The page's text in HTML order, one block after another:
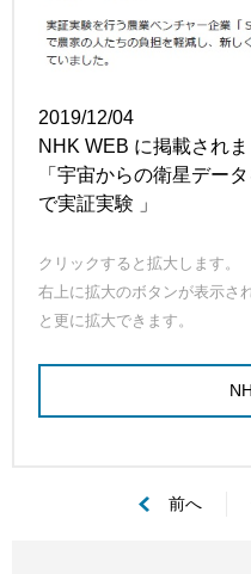
2019/12/04
NHK WEB に掲載されま
「宇宙からの衛星デー
で実証実験 」
クリックすると拡大します。
右上に拡大のボタンが表示
と更に拡大できます。
前へ